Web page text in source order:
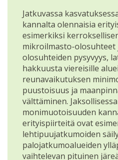
Jatkuvassa
kannalta olennaisia
esimerkiksi
mikroilmasto-olosuhteet
olosuhteiden pysyvyys,
hakkuusta viereisille
reunavaikutuksen
puustoisuus ja
välttäminen.
monimuotoisuuden
erityispiirteitä ovat
lehtipuujatkumoiden
palojatkumoalueiden
vaihtelevan pituinen